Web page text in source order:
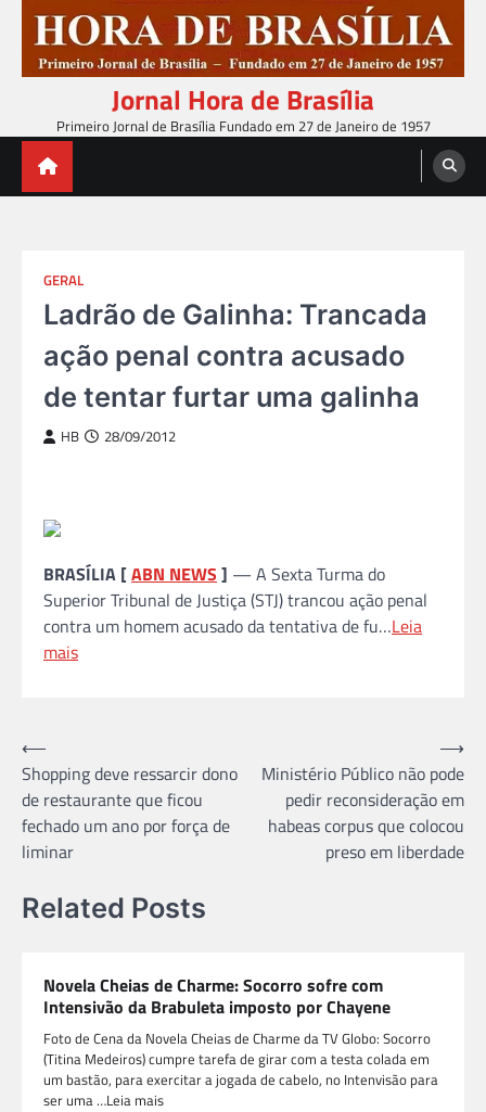
content
Jornal Hora de Brasília
Primeiro Jornal de Brasília Fundado em 27 de Janeiro de 1957
GERAL
Ladrão de Galinha: Trancada
ação penal contra acusado
de tentar furtar uma galinha
HB 28/09/2012
BRASÍLIA [ABN NEWS ] — A Sexta Turma do
Superior Tribunal de Justiça (STJ) trancou ação penal
contra um homem acusado da tentativa de fu…Leia
mais
Navegação
de
Post
⟵
Shopping deve ressarcir dono
de restaurante que ficou
fechado um ano por força de
liminar
Ministério Público não pode
pedir reconsideração em
habeas corpus que colocou
preso em liberdade
⟶
Related Posts
Novela Cheias de Charme: Socorro sofre com
Intensivão da Brabuleta imposto por Chayene
Foto de Cena da Novela Cheias de Charme da TV Globo: Socorro
(Titina Medeiros) cumpre tarefa de girar com a testa colada em
um bastão, para exercitar a jogada de cabelo, no Intenvisão para
ser uma …Leia mais